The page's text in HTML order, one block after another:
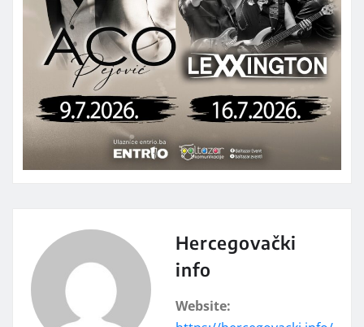
Hercegovački
info
Website: